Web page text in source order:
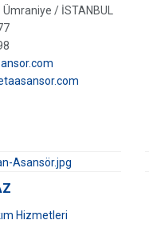
Ümraniye / İSTANBUL
Hizmetleri